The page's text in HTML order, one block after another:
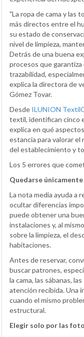
"La ropa de cama y las
más directos entre el
su estado de
nivel de limpieza,
Detrás de una buena
procesos que garantiza
trazabilidad,
explica la directora de
Gómez Tovar.
Desde ILUNION
textil, identifican cinco
explica en qué
estancia para valorar
del establecimiento y
Los 5 errores que
Quedarse
La nota media ayuda a
ocultar diferencias
puede obtener una
instalaciones y, al
sobre la limpieza, el
habitaciones.
Antes de reservar,
buscar patrones,
la cama, las sábanas,
atención recibida. Una
cuando el mismo
estructural.
Elegir solo por las